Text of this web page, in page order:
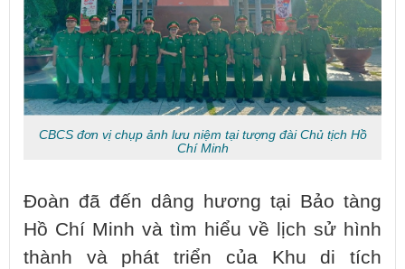
CBCS đơn vị chụp ảnh lưu niệm tại tượng đài Chủ tịch Hồ
Chí Minh
Đoàn đã đến dâng hương tại Bảo tàng
Hồ Chí Minh và tìm hiểu về lịch sử hình
thành và phát triển của Khu di tích